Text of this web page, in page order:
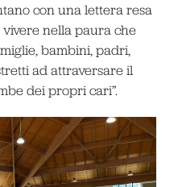
con una lettera resa
nella paura che
bambini, padri,
ad attraversare il
dei propri cari”.